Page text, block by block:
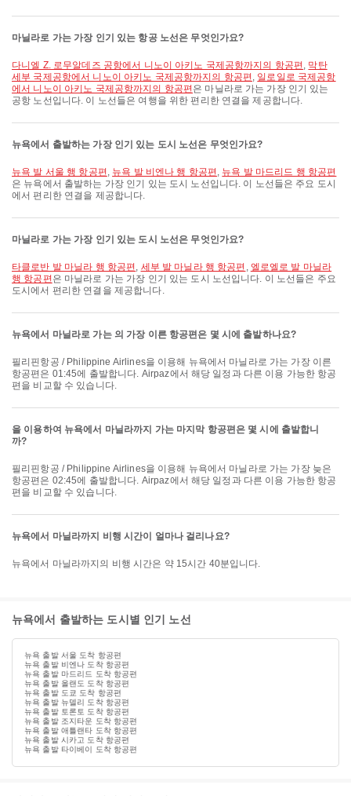
마닐라로 가는 가장 인기 있는 항공 노선은 무엇인가요?
다니엘 Z. 로무알데즈 공항에서 니노이 아키노 국제공항까지의 항공편 , 막탄
세부 국제공항에서 니노이 아키노 국제공항까지의 항공편 , 일로일로 국제공항
에서 니노이 아키노 국제공항까지의 항공편 은 마닐라로 가는 가장 인기 있는
공항 노선입니다. 이 노선들은 여행을 위한 편리한 연결을 제공합니다.
뉴욕에서 출발하는 가장 인기 있는 도시 노선은 무엇인가요?
뉴욕 발 서울 행 항공편 , 뉴욕 발 비엔나 행 항공편 , 뉴욕 발 마드리드 행 항공편
은 뉴욕에서 출발하는 가장 인기 있는 도시 노선입니다. 이 노선들은 주요 도시
에서 편리한 연결을 제공합니다.
마닐라로 가는 가장 인기 있는 도시 노선은 무엇인가요?
타클로반 발 마닐라 행 항공편 , 세부 발 마닐라 행 항공편 , 엘로엘로 발 마닐라
행 항공편 은 마닐라로 가는 가장 인기 있는 도시 노선입니다. 이 노선들은 주요
도시에서 편리한 연결을 제공합니다.
뉴욕에서 마닐라로 가는 의 가장 이른 항공편은 몇 시에 출발하나요?
필리핀항공 / Philippine Airlines을 이용해 뉴욕에서 마닐라로 가는 가장 이른
항공편은 01:45에 출발합니다. Airpaz에서 해당 일정과 다른 이용 가능한 항공
편을 비교할 수 있습니다.
을 이용하여 뉴욕에서 마닐라까지 가는 마지막 항공편은 몇 시에 출발합니
까?
필리핀항공 / Philippine Airlines을 이용해 뉴욕에서 마닐라로 가는 가장 늦은
항공편은 02:45에 출발합니다. Airpaz에서 해당 일정과 다른 이용 가능한 항공
편을 비교할 수 있습니다.
뉴욕에서 마닐라까지 비행 시간이 얼마나 걸리나요?
뉴욕에서 마닐라까지의 비행 시간은 약 15시간 40분입니다.
뉴욕에서 출발하는 도시별 인기 노선
뉴욕 출발 서울 도착 항공편
뉴욕 출발 비엔나 도착 항공편
뉴욕 출발 마드리드 도착 항공편
뉴욕 출발 올랜도 도착 항공편
뉴욕 출발 도쿄 도착 항공편
뉴욕 출발 뉴델리 도착 항공편
뉴욕 출발 토론토 도착 항공편
뉴욕 출발 조지타운 도착 항공편
뉴욕 출발 애틀랜타 도착 항공편
뉴욕 출발 시카고 도착 항공편
뉴욕 출발 타이베이 도착 항공편